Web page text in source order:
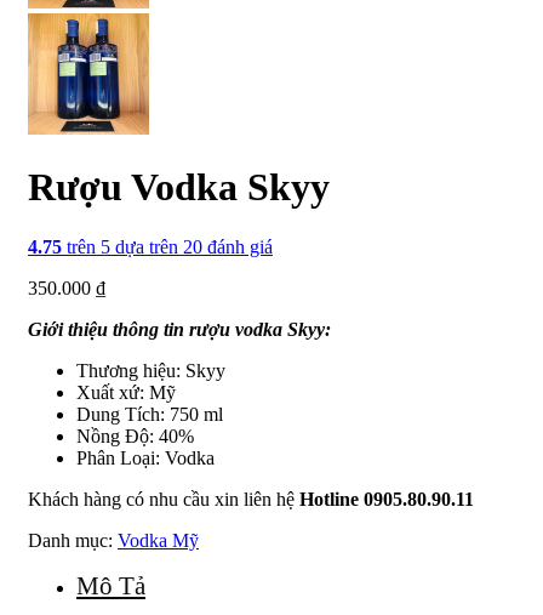
Rượu Vodka Skyy
4.75 trên 5 dựa trên 20 đánh giá
350.000 ₫
Giới thiệu thông tin rượu vodka Skyy:
Thương hiệu: Skyy
Xuất xứ: Mỹ
Dung Tích: 750 ml
Nồng Độ: 40%
Phân Loại: Vodka
Khách hàng có nhu cầu xin liên hệ Hotline 0905.80.90.11
Danh mục: Vodka Mỹ
Mô Tả